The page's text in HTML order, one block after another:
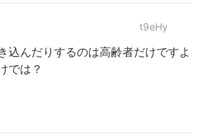
t9eHy
込んだりするのは高齢者だけですよ
では？